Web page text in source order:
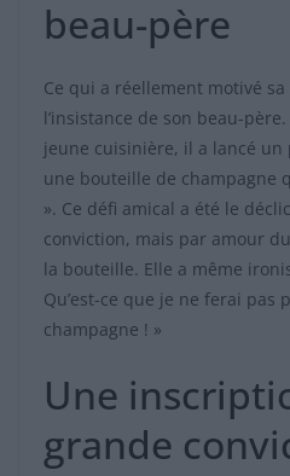
beau-père
Ce qui a réellement motivé
l’insistance de son beau-
jeune cuisinière, il a lancé un
une bouteille de champagne
». Ce défi amical a été le
conviction, mais par amour
la bouteille. Elle a même
Qu’est-ce que je ne ferai pas
champagne ! »
Une
grande